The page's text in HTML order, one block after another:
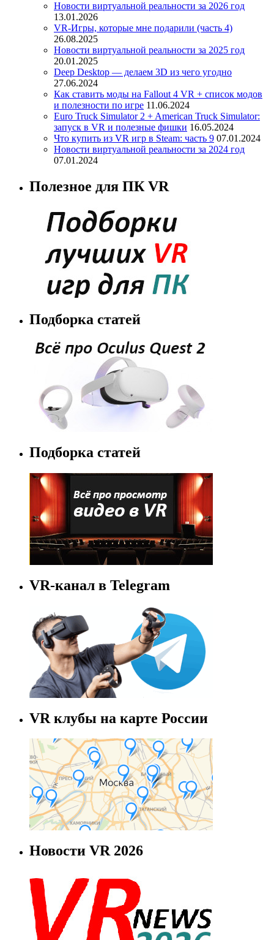
Новости виртуальной реальности за 2026 год
13.01.2026
VR-Игры, которые мне подарили (часть 4)
26.08.2025
Новости виртуальной реальности за 2025 год
20.01.2025
Deep Desktop — делаем 3D из чего угодно
27.06.2024
Как ставить моды на Fallout 4 VR + список модов
и полезности по игре 11.06.2024
Euro Truck Simulator 2 + American Truck Simulator:
запуск в VR и полезные фишки 16.05.2024
Что купить из VR игр в Steam: часть 9 07.01.2024
Новости виртуальной реальности за 2024 год
07.01.2024
Полезное для ПК VR
Подборка статей
Подборка статей
VR-канал в Telegram
VR клубы на карте России
Новости VR 2026